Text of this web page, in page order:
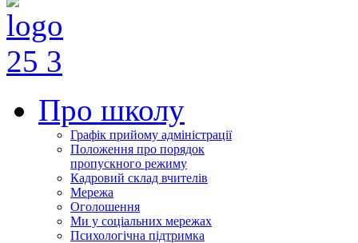
Про школу
Графік прийому адміністрації
Положення про порядок
пропускного режиму
Кадровий склад вчителів
Мережа
Оголошення
Ми у соціальних мережах
Психологічна підтримка